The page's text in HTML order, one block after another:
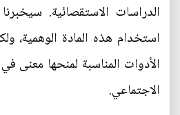
الدراسات الاستقصائية.
استخدام هذه المادة
الأدوات المناسبة لمنحها معنى
الاجتماعي.